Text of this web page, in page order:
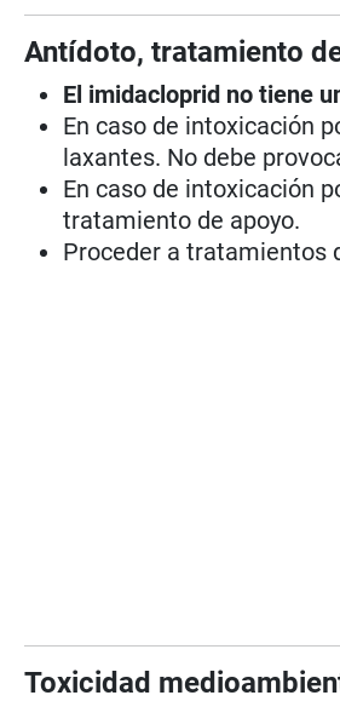
Antídoto, tratamiento
El imidacloprid no tiene
En caso de intoxicación
laxantes. No debe
En caso de intoxicación
tratamiento de apoyo.
Proceder a tratamientos
Toxicidad